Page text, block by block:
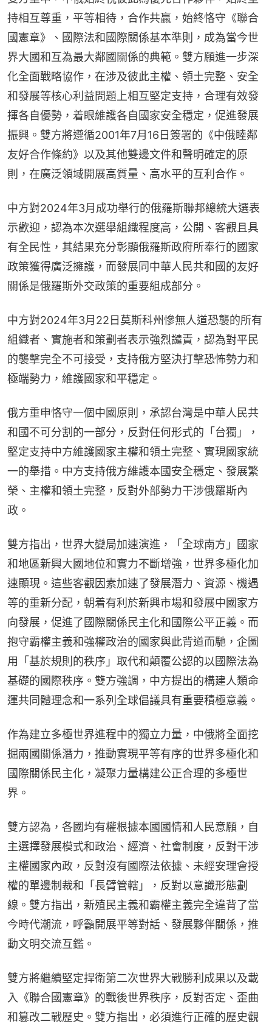
持相互尊重，平等相待，合作共贏，始終恪守《聯合
國憲章》、國際法和國際關係基本準則，成為當今世
界大國和互為最大鄰國關係的典範。雙方願進一步深
化全面戰略協作，在涉及彼此主權、領土完整、安全
和發展等核心利益問題上相互堅定支持，合理有效發
揮各自優勢，着眼維護各自國家安全穩定，促進發展
振興。雙方將遵循2001年7月16日簽署的《中俄睦鄰
友好合作條約》以及其他雙邊文件和聲明確定的原
則，在廣泛領域開展高質量、高水平的互利合作。
中方對2024年3月成功舉行的俄羅斯聯邦總統大選表
示歡迎，認為本次選舉組織程度高，公開、客觀且具
有全民性，其結果充分彰顯俄羅斯政府所奉行的國家
政策獲得廣泛擁護，而發展同中華人民共和國的友好
關係是俄羅斯外交政策的重要組成部分。
中方對2024年3月22日莫斯科州慘無人道恐襲的所有
組織者、實施者和策劃者表示強烈譴責，認為對平民
的襲擊完全不可接受，支持俄方堅決打擊恐怖勢力和
極端勢力，維護國家和平穩定。
俄方重申恪守一個中國原則，承認台灣是中華人民共
和國不可分割的一部分，反對任何形式的「台獨」，
堅定支持中方維護國家主權和領土完整、實現國家統
一的舉措。中方支持俄方維護本國安全穩定、發展繁
榮、主權和領土完整，反對外部勢力干涉俄羅斯內
政。
雙方指出，世界大變局加速演進，「全球南方」國家
和地區新興大國地位和實力不斷增強，世界多極化加
速顯現。這些客觀因素加速了發展潛力、資源、機遇
等的重新分配，朝着有利於新興市場和發展中國家方
向發展，促進了國際關係民主化和國際公平正義。而
抱守霸權主義和強權政治的國家與此背道而馳，企圖
用「基於規則的秩序」取代和顛覆公認的以國際法為
基礎的國際秩序。雙方強調，中方提出的構建人類命
運共同體理念和一系列全球倡議具有重要積極意義。
作為建立多極世界進程中的獨立力量，中俄將全面挖
掘兩國關係潛力，推動實現平等有序的世界多極化和
國際關係民主化，凝聚力量構建公正合理的多極世
界。
雙方認為，各國均有權根據本國國情和人民意願，自
主選擇發展模式和政治、經濟、社會制度，反對干涉
主權國家內政，反對沒有國際法依據、未經安理會授
權的單邊制裁和「長臂管轄」，反對以意識形態劃
線。雙方指出，新殖民主義和霸權主義完全違背了當
今時代潮流，呼籲開展平等對話、發展夥伴關係，推
動文明交流互鑑。
雙方將繼續堅定捍衛第二次世界大戰勝利成果以及載
入《聯合國憲章》的戰後世界秩序，反對否定、歪曲
和篡改二戰歷史。雙方指出，必須進行正確的歷史觀